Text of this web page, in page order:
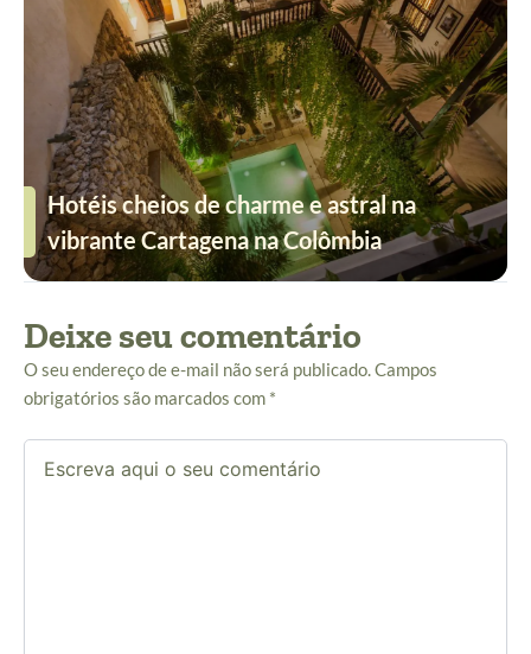
Hotéis cheios de charme e astral na
vibrante Cartagena na Colômbia
Deixe seu comentário
O seu endereço de e-mail não será publicado.Campos
obrigatórios são marcados com *
Escreva
aqui